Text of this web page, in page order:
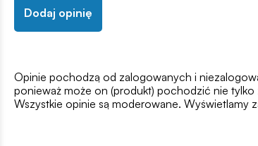
Dodaj opinię
Opinie pochodzą od zalogowanych i
ponieważ może on (produkt) pochodzić nie
Wszystkie opinie są moderowane. Wyświetlamy